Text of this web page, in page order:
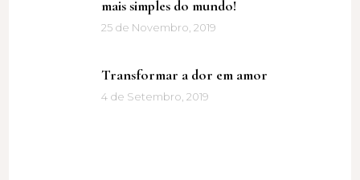
mais simples do mundo!
25 de Novembro, 2019
Transformar a dor em amor
4 de Setembro, 2019